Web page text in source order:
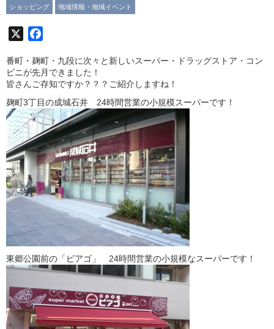
ショッピング 地域情報・地域イベント
番町・麹町・九段に次々と新しいスーパー・ドラッグストア・コン
ビニが先月できました！
皆さんご存知ですか？？？ご紹介しますね！
麹町3丁目の成城石井 24時間営業の小規模スーパーです！
東郷公園前の「ピアゴ」 24時間営業の小規模なスーパーです！